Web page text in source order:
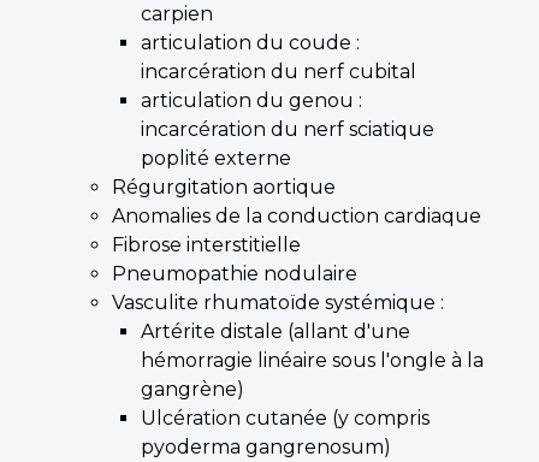
carpien
articulation du coude :
incarcération du nerf cubital
articulation du genou :
incarcération du nerf sciatique
poplité externe
Régurgitation aortique
Anomalies de la conduction cardiaque
Fibrose interstitielle
Pneumopathie nodulaire
Vasculite rhumatoïde systémique :
Artérite distale (allant d'une
hémorragie linéaire sous l'ongle à la
gangrène)
Ulcération cutanée (y compris
pyoderma gangrenosum)